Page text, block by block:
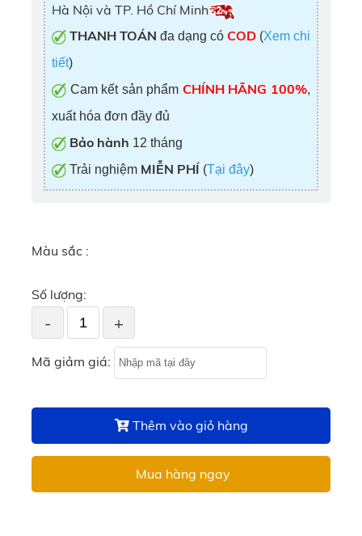
Hà Nội và TP. Hồ Chí Minh
THANH TOÁN đa dạng có COD (Xem chi
tiết)
Cam kết sản phẩm CHÍNH HÃNG 100%,
xuất hóa đơn đầy đủ
Bảo hành 12 tháng
Trải nghiệm MIỄN PHÍ (Tại đây)
Màu sắc :
Số lượng:
- +
Mã giảm giá:
Thêm vào giỏ hàng
Mua hàng ngay